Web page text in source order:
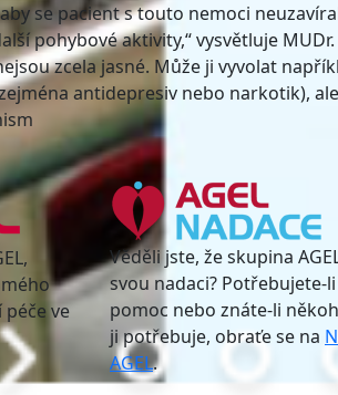
aby se pacient s touto nemoci
pohybové aktivity,“ vysvětluje
zcela jasné. Může ji vyvolat
antidepresiv nebo narkotik),
ve
Věděli jste, že skupina
svou nadaci? Potřebujete-li
pomoc nebo znáte-li
ji potřebuje, obraťe se na
AGEL.